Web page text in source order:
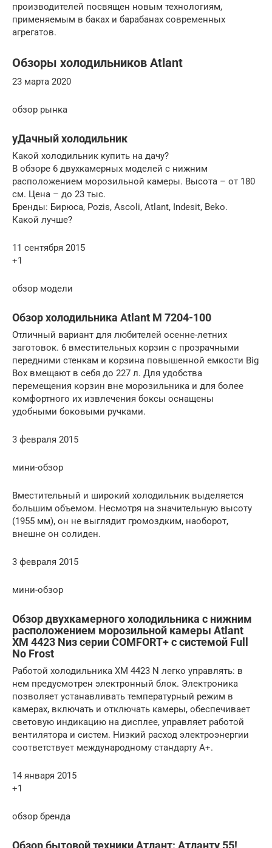
производителей посвящен новым технологиям,
применяемым в баках и барабанах современных
агрегатов.
Обзоры холодильников Atlant
23 марта 2020
обзор рынка
уДачный холодильник
Какой холодильник купить на дачу?
В обзоре 6 двухкамерных моделей с нижним
расположением морозильной камеры. Высота – от 180
см. Цена – до 23 тыс.
Бренды: Бирюса, Pozis, Ascoli, Atlant, Indesit, Beko.
Какой лучше?
11 сентября 2015
+1
обзор модели
Обзор холодильника Atlant M 7204-100
Отличный вариант для любителей осенне-летних
заготовок. 6 вместительных корзин с прозрачными
передними стенкам и корзина повышенной емкости Big
Box вмещают в себя до 227 л. Для удобства
перемещения корзин вне морозильника и для более
комфортного их извлечения боксы оснащены
удобными боковыми ручками.
3 февраля 2015
мини-обзор
Вместительный и широкий холодильник выделяется
большим объемом. Несмотря на значительную высоту
(1955 мм), он не выглядит громоздким, наоборот,
внешне он солиден.
3 февраля 2015
мини-обзор
Обзор двухкамерного холодильника с нижним
расположением морозильной камеры Atlant
XM 4423 Nиз серии COMFORT+ c системой Full
No Frost
Работой холодильника ХМ 4423 N легко управлять: в
нем предусмотрен электронный блок. Электроника
позволяет устанавливать температурный режим в
камерах, включать и отключать камеры, обеспечивает
световую индикацию на дисплее, управляет работой
вентилятора и систем. Низкий расход электроэнергии
соответствует международному стандарту А+.
14 января 2015
+1
обзор бренда
Обзор бытовой техники Атлант: Атланту 55!